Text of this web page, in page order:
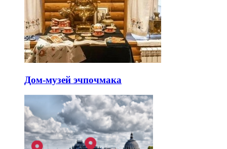
Дом-музей эчпочмака